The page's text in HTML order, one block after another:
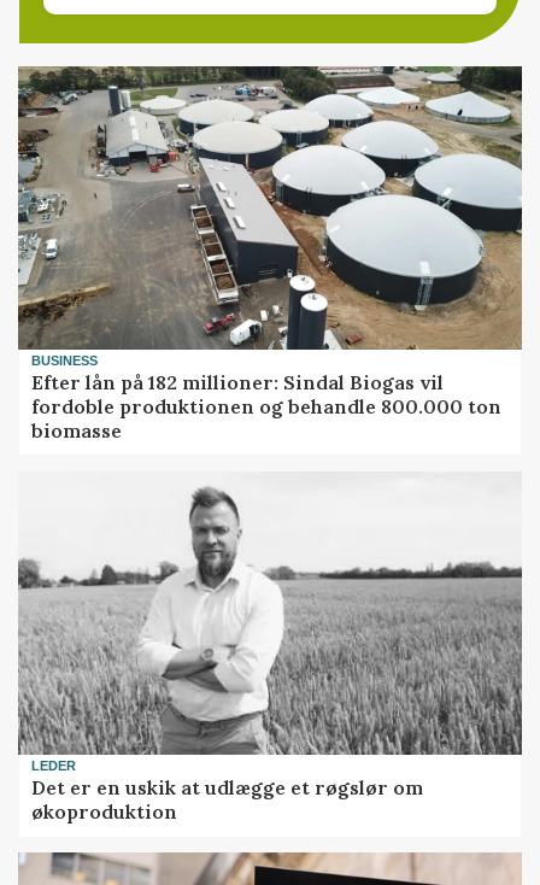
BUSINESS
Efter lån på 182 millioner: Sindal Biogas vil
fordoble produktionen og behandle 800.000 ton
biomasse
LEDER
Det er en uskik at udlægge et røgslør om
økoproduktion